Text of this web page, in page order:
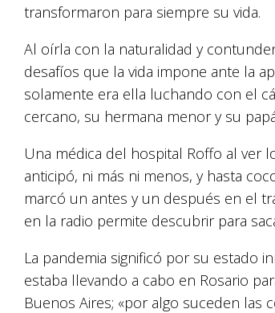
transformaron para siempre su vida.
Al oírla con la naturalidad y
desafíos que la vida impone ante la
solamente era ella luchando con el
cercano, su hermana menor y su
Una médica del hospital Roffo al ver
anticipó, ni más ni menos, y hasta
marcó un antes y un después en el
en la radio permite descubrir para
La pandemia significó por su estado
estaba llevando a cabo en Rosario
Buenos Aires; «por algo suceden las